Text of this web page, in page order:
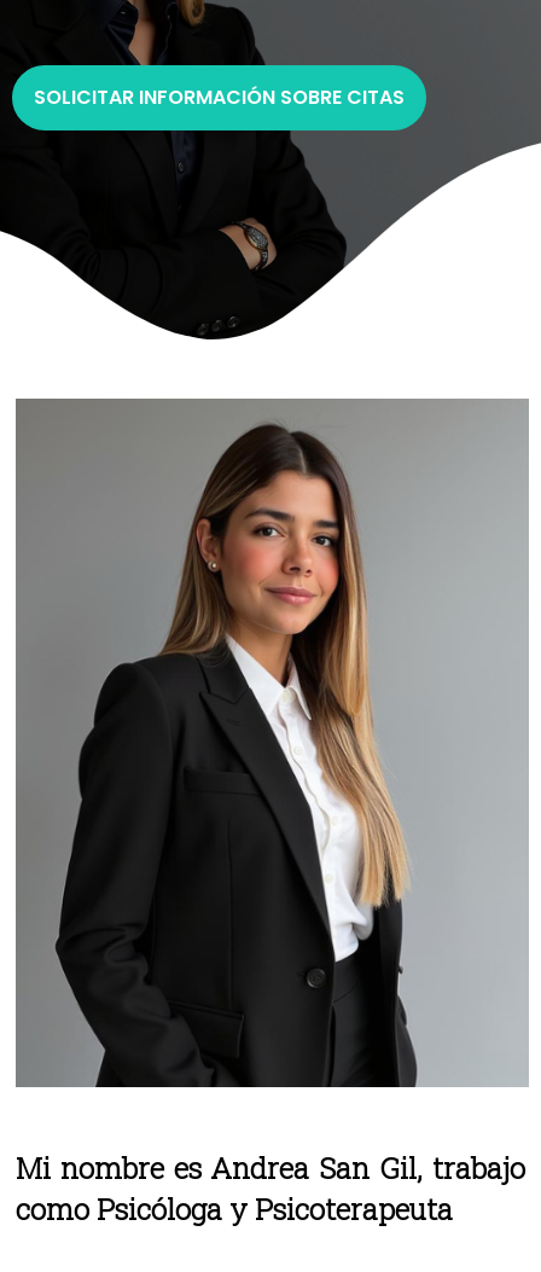
SOLICITAR INFORMACIÓN SOBRE CITAS
Mi nombre es Andrea San Gil, trabajo
como Psicóloga y Psicoterapeuta